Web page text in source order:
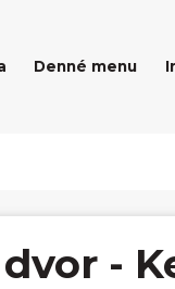
Denné menu
-